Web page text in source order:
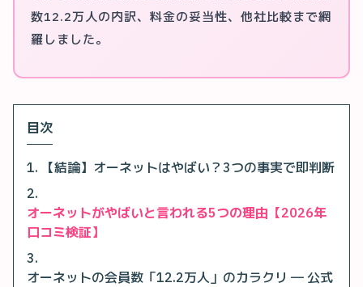
数12.2万人の内訳、料金の妥当性、他社比較まで網
羅しました。
目次
【結論】オーネットはやばい？3つの事実で即判断
オーネットがやばいと言われる5つの理由【2026年
口コミ検証】
オーネットの会員数「12.2万人」のカラクリ ― 公式